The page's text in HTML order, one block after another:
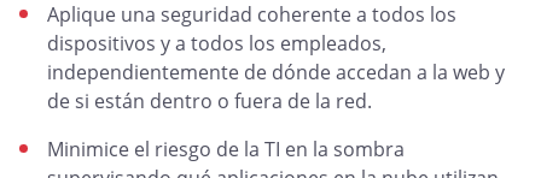
Aplique una seguridad coherente a todos los
dispositivos y a todos los empleados,
independientemente de dónde accedan a la web y
de si están dentro o fuera de la red.
Minimice el riesgo de la TI en la sombra